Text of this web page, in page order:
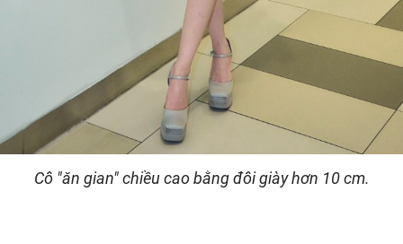
Cô "ăn gian" chiều cao bằng đôi giày hơn 10 cm.